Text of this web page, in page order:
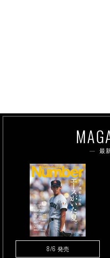
最
8/6 発売